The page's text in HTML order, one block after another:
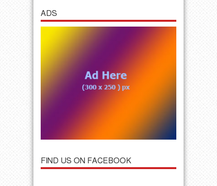
ADS
FIND US ON FACEBOOK